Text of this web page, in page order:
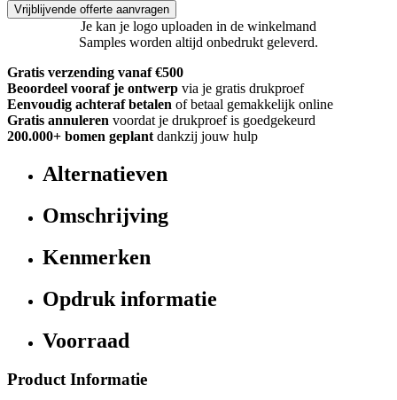
Vrijblijvende offerte aanvragen
Je kan je logo uploaden in de winkelmand
Samples worden altijd onbedrukt geleverd.
Gratis verzending vanaf €500
Beoordeel vooraf je ontwerp via je gratis drukproef
Eenvoudig achteraf betalen of betaal gemakkelijk online
Gratis annuleren voordat je drukproef is goedgekeurd
200.000+ bomen geplant dankzij jouw hulp
Alternatieven
Omschrijving
Kenmerken
Opdruk informatie
Voorraad
Product Informatie